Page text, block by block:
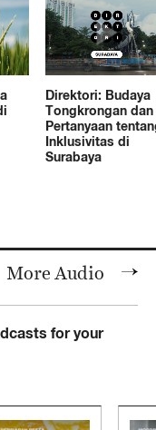
Direktori: Budaya
Tongkrongan dan
Pertanyaan
Inklusivitas di
Surabaya
More Audio
for your